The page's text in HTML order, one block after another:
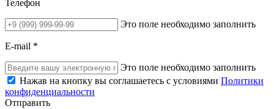
Телефон
Это поле необходимо заполнить
E-mail *
Это поле необходимо заполнить
Нажав на кнопку вы соглашаетесь с условиями Политики
конфиденциальности
Отправить